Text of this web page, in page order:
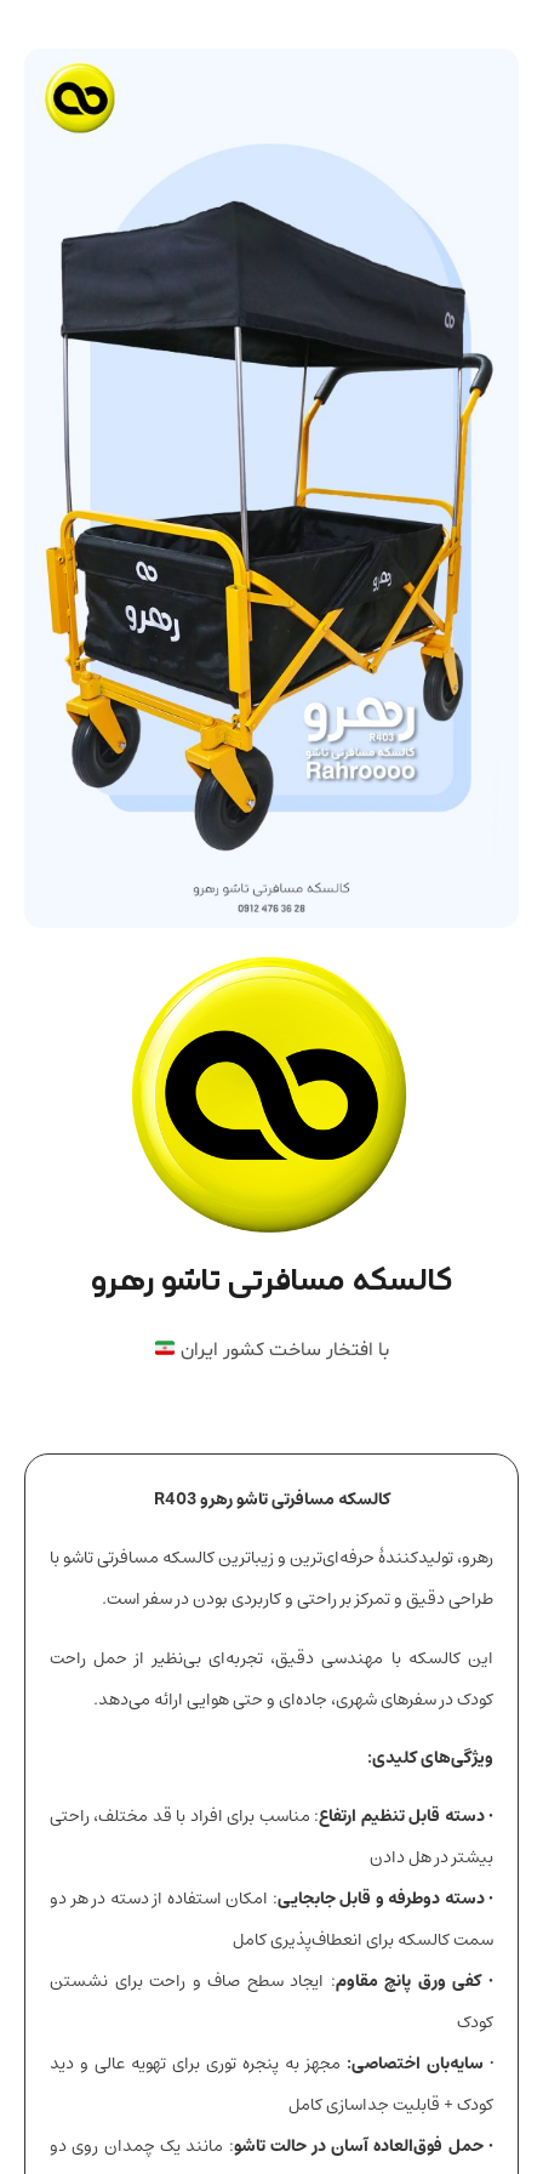
کالسکه مسافرتی تاشو رهرو
با افتخار ساخت کشور ایران
کالسکه مسافرتی تاشو رهرو R403
رهرو، تولیدکنندهٔ حرفه‌ای‌ترین و زیباترین کالسکه مسافرتی تاشو با
طراحی دقیق و تمرکز بر راحتی و کاربردی بودن در سفر است.
این کالسکه با مهندسی دقیق، تجربه‌ای بی‌نظیر از حمل راحت
کودک در سفرهای شهری، جاده‌ای و حتی هوایی ارائه می‌دهد.
ویژگی‌های کلیدی:
• دسته قابل تنظیم ارتفاع: مناسب برای افراد با قد مختلف، راحتی
بیشتر در هل دادن
• دسته دوطرفه و قابل جابجایی: امکان استفاده از دسته در هر دو
سمت کالسکه برای انعطاف‌پذیری کامل
• کفی ورق پانچ مقاوم: ایجاد سطح صاف و راحت برای نشستن
کودک
• سایه‌بان اختصاصی: مجهز به پنجره توری برای تهویه عالی و دید
کودک + قابلیت جداسازی کامل
• حمل فوق‌العاده آسان در حالت تاشو: مانند یک چمدان روی دو